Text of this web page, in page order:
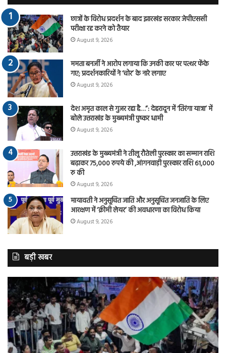
छात्रों के विरोध प्रदर्शन के बाद झारखंड सरकार जेपीएससी
परीक्षा रद्द करने को तैयार
August 9, 2026
ममता बनर्जी ने आरोप लगाया कि उनकी कार पर पत्थर फेंके
गए; प्रदर्शनकारियों ने ‘चोर’ के नारे लगाए
August 9, 2026
देश अमृत काल से गुजर रहा है…”: देहरादून में ‘तिरंगा यात्रा’ में
बोले उत्तराखंड के मुख्यमंत्री पुष्कर धामी
August 9, 2026
उत्तराखंड के मुख्यमंत्री ने तीलू रौतेली पुरस्कार का सम्मान राशि
बढ़ाकर 75,000 रुपये की ,आंगनवाड़ी पुरस्कार राशि 61,000
रु की
August 9, 2026
मायावती ने अनुसूचित जाति और अनुसूचित जनजाति के लिए
आरक्षण में ‘क्रीमी लेयर’ की अवधारणा का विरोध किया
August 9, 2026
बड़ी खबर